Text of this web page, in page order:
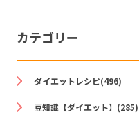
カテゴリー
ダイエットレシピ(496)
豆知識【ダイエット】(285)